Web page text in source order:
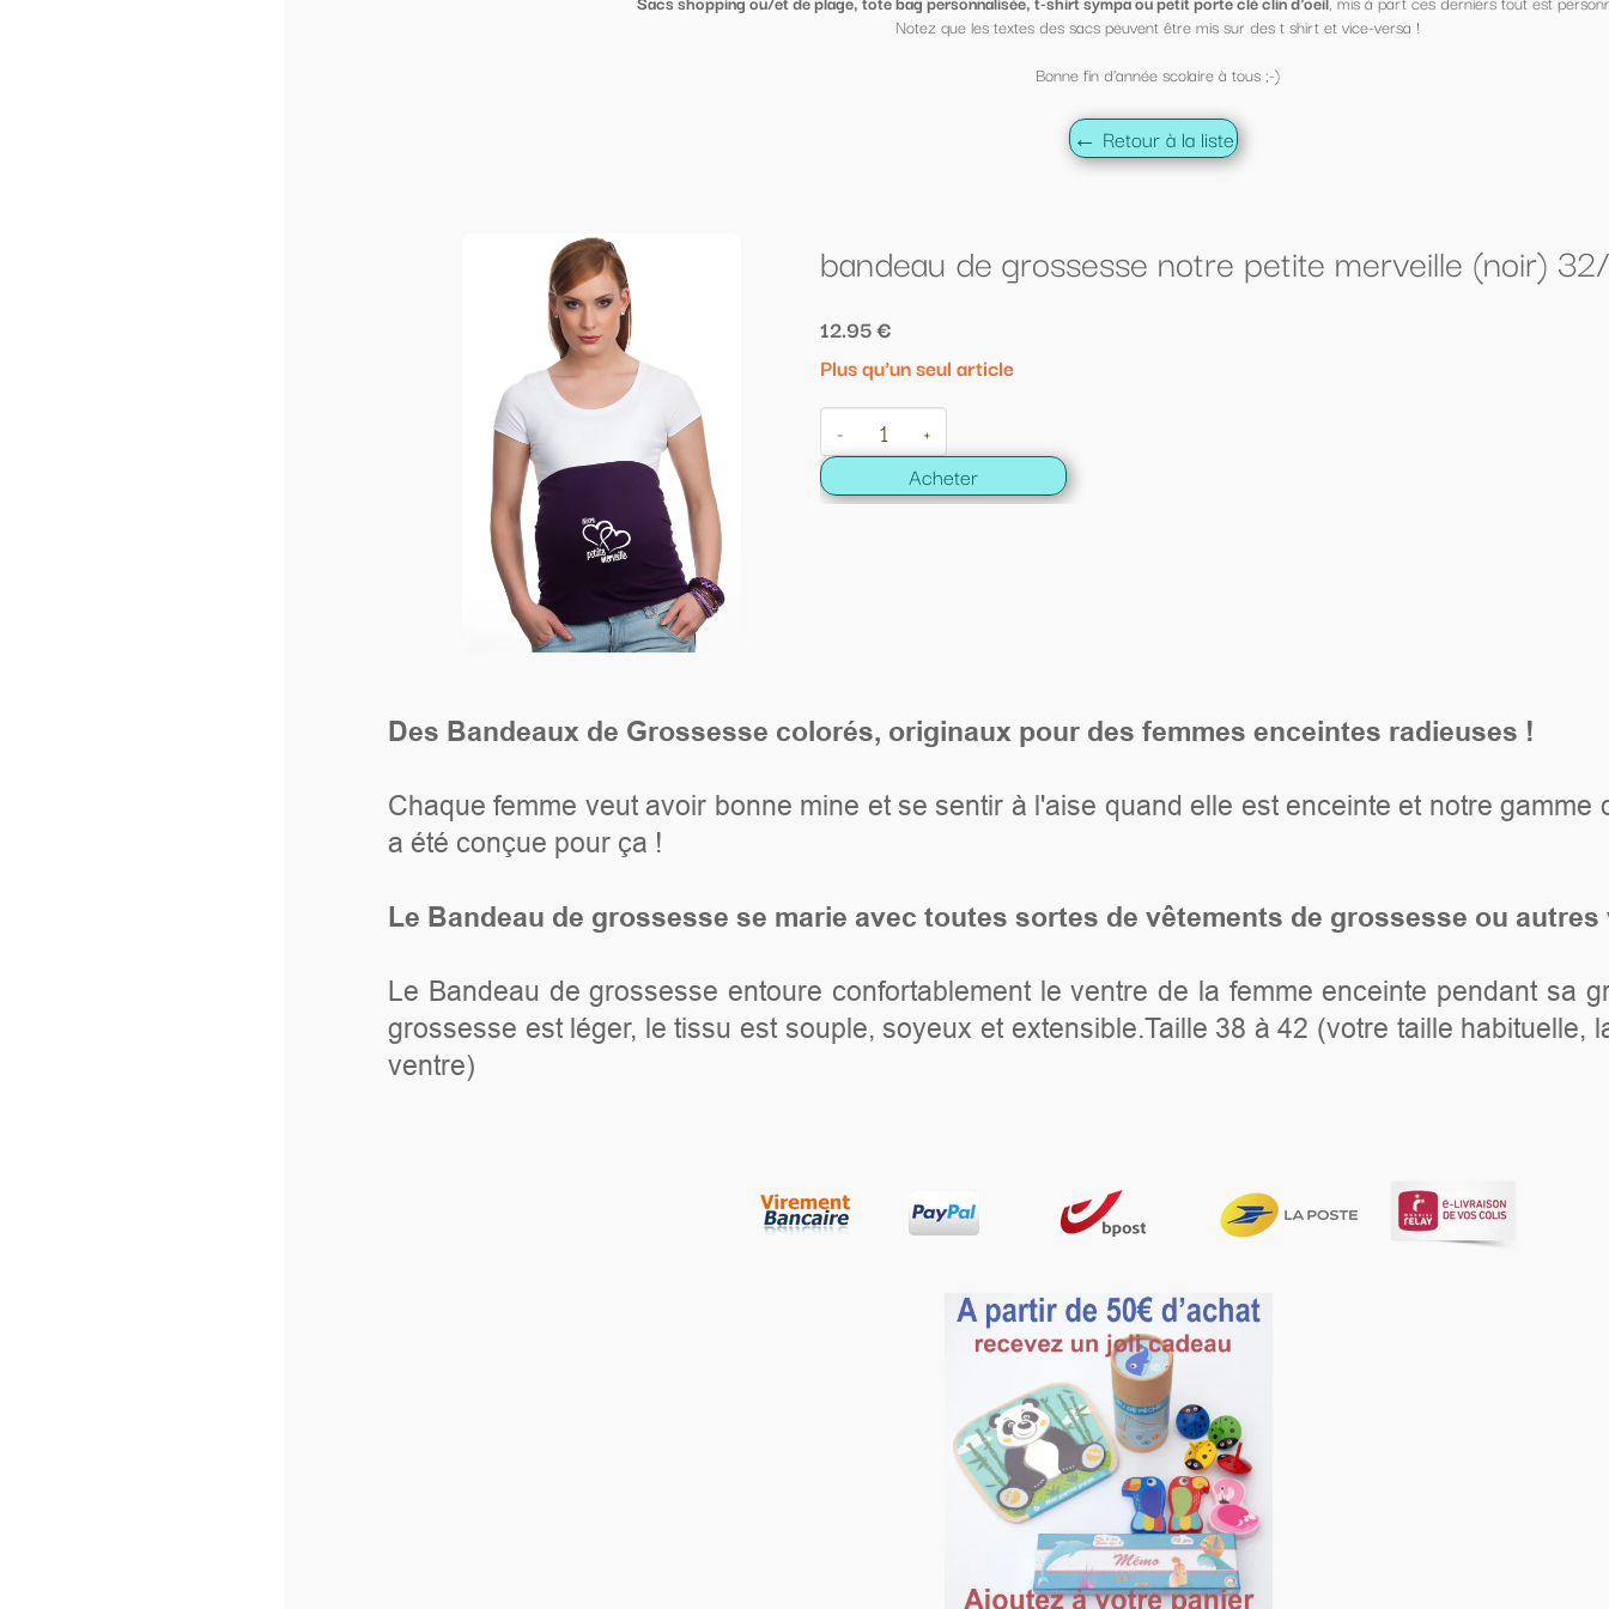
Notez que les textes des sacs peuvent être mis sur des t shirt et vice-versa !
bandeau de grossesse notre petite merveille (noir) 32/36
12.95 €
Plus qu'un seul article
Acheter
Des Bandeaux de Grossesse colorés, originaux pour des femmes enceintes radieuses !
Chaque femme veut avoir bonne mine et se sentir à l'aise quand elle est enceinte et notre gamme de bandeau de
Le Bandeau de grossesse se marie avec toutes sortes de vêtements de grossesse ou autres vêtements.
Le Bandeau de grossesse entoure confortablement le ventre de la femme enceinte pendant sa grossesse. Le Bandeau
grossesse est léger, le tissu est souple, soyeux et extensible.Taille 38 à 42 (votre taille habituelle, la place est prévue